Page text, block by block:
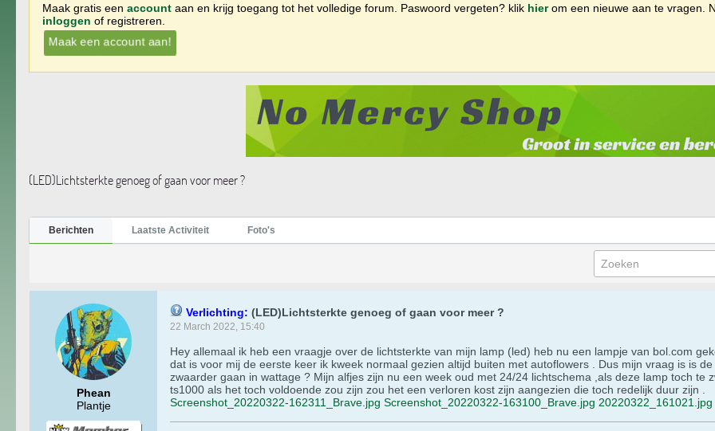
Maak gratis een account aan en krijg toegang tot het volledige forum. Paswoord vergeten? klik hierom een nieuwe aan te vragen.
inloggen of registreren.
Maak een account aan!
(LED)Lichtsterkte genoeg of gaan voor meer ?
Berichten Laatste Activiteit Foto's
Phean
Plantje
Verlichting: (LED)Lichtsterkte genoeg of gaan voor meer ?
22 March 2022, 15:40
Hey allemaal ik heb een vraagje over de lichtsterkte van mijn lamp (led) heb nu een lampje van bol.com
dat is voor mij de eerste keer ik kweek normaal gezien altijd buiten met autoflowers . Dus mijn vraag is is
zwaarder gaan in wattage ? Mijn alfjes zijn nu een week oud met 24/24 lichtschema ,als deze lamp toch te
ts1000 als het toch voldoende zou zijn zou het een verloren kost zijn aangezien die toch redelijk duur zijn .
Screenshot_20220322-162311_Brave.jpg Screenshot_20220322-163100_Brave.jpg 20220322_161021.jpg